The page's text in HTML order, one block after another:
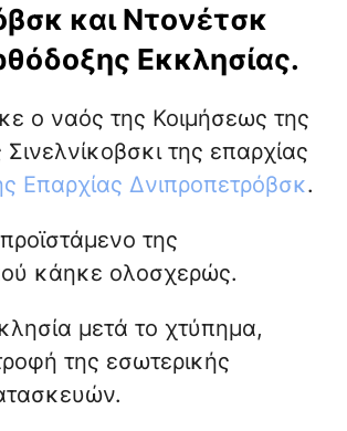
και Ντονέτσκ
Εκκλησίας.
ο ναός της Κοιμήσεως της
της επαρχίας
Επαρχίας Δνιπροπετρόβσκ.
της
κάηκε ολοσχερώς.
μετά το χτύπημα,
της εσωτερικής